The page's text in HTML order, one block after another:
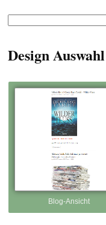
Design Auswahl
Blog-Ansicht